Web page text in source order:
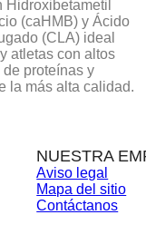
(caHMB) y Ácido
(CLA) ideal
atletas con altos
proteínas y
la más alta calidad.
NUESTRA
Aviso legal
Mapa del sitio
Contáctanos